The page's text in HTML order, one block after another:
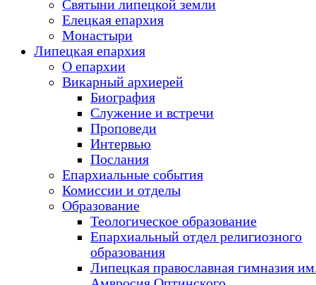
Святыни липецкой земли
Елецкая епархия
Монастыри
Липецкая епархия
О епархии
Викарный архиерей
Биография
Служение и встречи
Проповеди
Интервью
Послания
Епархиальные события
Комиссии и отделы
Образование
Теологическое образование
Епархиальный отдел религиозного
образования
Липецкая православная гимназия